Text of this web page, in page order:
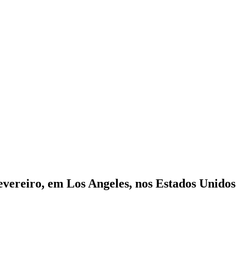
em Los Angeles, nos Estados Unidos